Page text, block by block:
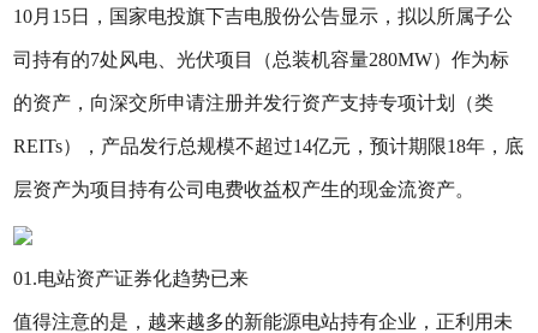
10月15日，国家电投旗下吉电股份公告显示，拟以所属子公
司持有的7处风电、光伏项目（总装机容量280MW）作为标
的资产，向深交所申请注册并发行资产支持专项计划（类
REITs），产品发行总规模不超过14亿元，预计期限18年，底
层资产为项目持有公司电费收益权产生的现金流资产。
01.电站资产证券化趋势已来
值得注意的是，越来越多的新能源电站持有企业，正利用未